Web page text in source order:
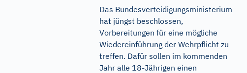
Das Bundesverteidigungsministerium
hat jüngst beschlossen,
Vorbereitungen für eine mögliche
Wiedereinführung der Wehrpflicht zu
treffen. Dafür sollen im kommenden
Jahr alle 18-Jährigen einen